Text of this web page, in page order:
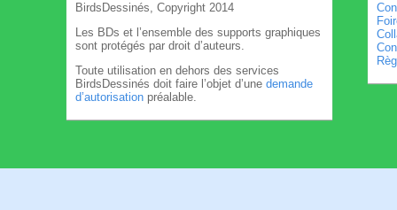
BirdsDessinés, Copyright 2014
Les BDs et l’ensemble des supports graphiques
sont protégés par droit d’auteurs.
Toute utilisation en dehors des services
BirdsDessinés doit faire l’objet d’une demande
d’autorisation préalable.